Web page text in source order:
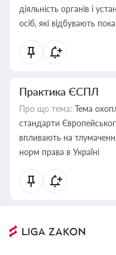
діяльність органів і
осіб, які відбувають
Практика ЄСПЛ
Про що тема: Тема
стандарти
впливають на
норм права в Україні